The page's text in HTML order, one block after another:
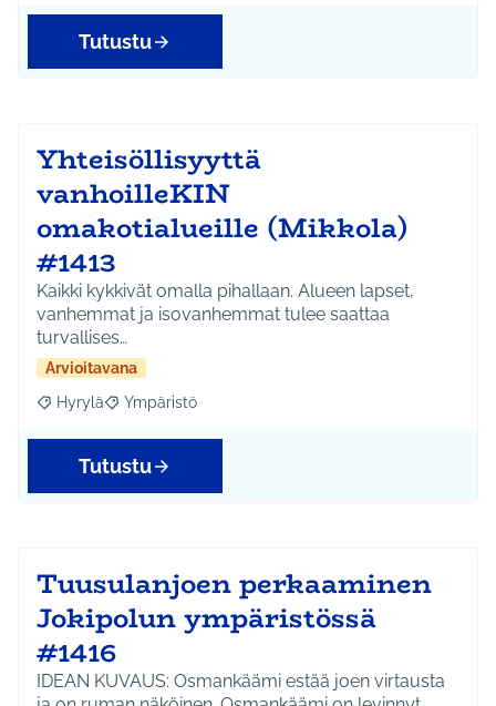
Tutustu
Yhteisöllisyyttä
vanhoilleKIN
omakotialueille (Mikkola)
#1413
Kaikki kykkivät omalla pihallaan. Alueen lapset,
vanhemmat ja isovanhemmat tulee saattaa
turvallises…
Arvioitavana
Rajaa tulokset aihepiirin mukaan: Hyrylä
Hyrylä Rajaa tulokset teeman mukaan: Ympäristö
Ympäristö
Tutustu
Tuusulanjoen perkaaminen
Jokipolun ympäristössä
#1416
IDEAN KUVAUS: Osmankäämi estää joen virtausta